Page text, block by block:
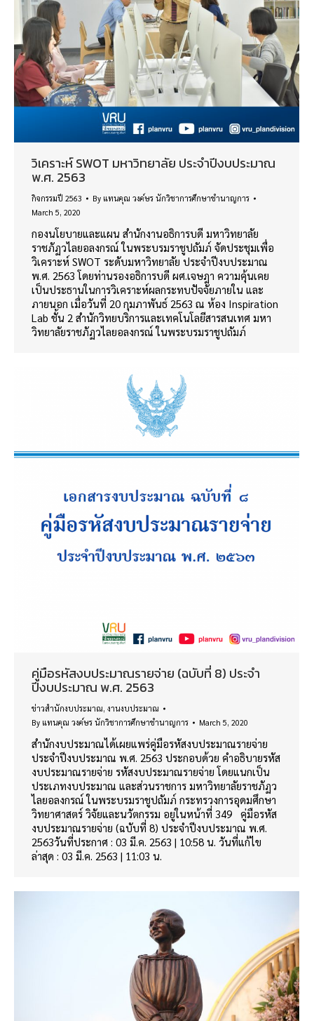
วิเคราะห์ SWOT มหาวิทยาลัย ประจำปีงบประมาณ
พ.ศ. 2563
กิจกรรมปี 2563 By แทนคุณ วงค์ษร นักวิชาการศึกษาชำนาญการ
March 5, 2020
กองนโยบายและแผน สำนักงานอธิการบดี มหาวิทยาลัย
ราชภัฏวไลยอลงกรณ์ ในพระบรมราชูปถัมภ์ จัดประชุมเพื่อ
วิเคราะห์ SWOT ระดับมหาวิทยาลัย ประจำปีงบประมาณ
พ.ศ. 2563 โดยท่านรองอธิการบดี ผศ.เจษฎา ความคุ้นเคย
เป็นประธานในการวิเคราะห์ผลกระทบปัจจัยภายใน และ
ภายนอก เมื่อวันที่ 20 กุมภาพันธ์ 2563 ณ ห้อง Inspiration
Lab ชั้น 2 สำนักวิทยบริการและเทคโนโลยีสารสนเทศ มหา
วิทยาลัยราชภัฏวไลยอลงกรณ์ ในพระบรมราชูปถัมภ์
คู่มือรหัสงบประมาณรายจ่าย (ฉบับที่ 8) ประจำ
ปีงบประมาณ พ.ศ. 2563
ข่าวสำนักงบประมาณ, งานงบประมาณ
By แทนคุณ วงค์ษร นักวิชาการศึกษาชำนาญการ March 5, 2020
สำนักงบประมาณได้เผยแพร่คู่มือรหัสงบประมาณรายจ่าย
ประจำปีงบประมาณ พ.ศ. 2563 ประกอบด้วย คำอธิบายรหัส
งบประมาณรายจ่าย รหัสงบประมาณรายจ่าย โดยแนกเป็น
ประเภทงบประมาณ และส่วนราชการ มหาวิทยาลัยราชภัฏว
ไลยอลงกรณ์ ในพระบรมราชูปถัมภ์ กระทรวงการอุดมศึกษา
วิทยาศาสตร์ วิจัยและนวัตกรรม อยู่ในหน้าที่ 349 คู่มือรหัส
งบประมาณรายจ่าย (ฉบับที่ 8) ประจำปีงบประมาณ พ.ศ.
2563วันที่ประกาศ : 03 มี.ค. 2563 | 10:58 น. วันที่แก้ไข
ล่าสุด : 03 มี.ค. 2563 | 11:03 น.